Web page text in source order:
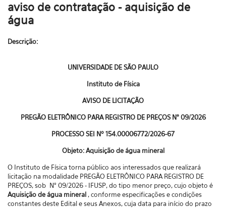
aviso de contratação - aquisição de
água
Descrição:
UNIVERSIDADE DE SÃO PAULO
Instituto de Física
AVISO DE LICITAÇÃO
PREGÃO ELETRÔNICO PARA REGISTRO DE PREÇOS N° 09/2026
PROCESSO SEI Nº154.00006772/2026-67
Objeto: Aquisição deágua mineral
O Instituto de Física torna público aos interessados que realizará
licitação na modalidade PREGÃO ELETRÔNICO PARA REGISTRO DE
PREÇOS, sob N° 09/2026 - IFUSP, do tipo menor preço, cujo objeto é
Aquisição deágua mineral , conforme especificações e condições
constantes deste Edital e seus Anexos, cuja data para início do prazo